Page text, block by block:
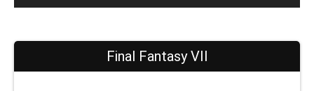
Final Fantasy VII